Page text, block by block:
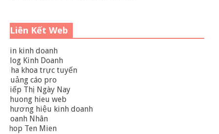
Liên Kết Web
Tin kinh doanh
Blog Kinh Doanh
Nha khoa trực tuyến
Quảng cáo pro
Tiếp Thị Ngày Nay
Thuong hieu web
Thương hiệu kinh doanh
Doanh Nhân
Shop Ten Mien